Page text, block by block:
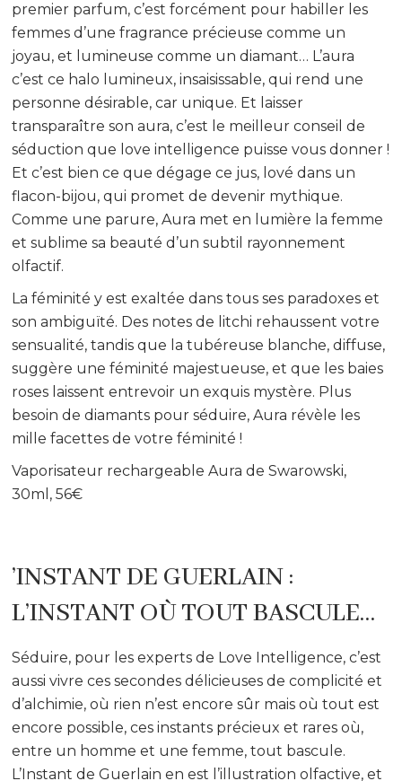
premier parfum, c’est forcément pour habiller les
femmes d’une fragrance précieuse comme un
joyau, et lumineuse comme un diamant… L’aura
c’est ce halo lumineux, insaisissable, qui rend une
personne désirable, car unique. Et laisser
transparaître son aura, c’est le meilleur conseil de
séduction que love intelligence puisse vous donner !
Et c’est bien ce que dégage ce jus, lové dans un
flacon-bijou, qui promet de devenir mythique.
Comme une parure, Aura met en lumière la femme
et sublime sa beauté d’un subtil rayonnement
olfactif.
La féminité y est exaltée dans tous ses paradoxes et
son ambiguïté. Des notes de litchi rehaussent votre
sensualité, tandis que la tubéreuse blanche, diffuse,
suggère une féminité majestueuse, et que les baies
roses laissent entrevoir un exquis mystère. Plus
besoin de diamants pour séduire, Aura révèle les
mille facettes de votre féminité !
Vaporisateur rechargeable Aura de Swarowski,
30ml, 56€
’INSTANT DE GUERLAIN :
L’INSTANT OÙ TOUT BASCULE…
Séduire, pour les experts de Love Intelligence, c’est
aussi vivre ces secondes délicieuses de complicité et
d’alchimie, où rien n’est encore sûr mais où tout est
encore possible, ces instants précieux et rares où,
entre un homme et une femme, tout bascule.
L’Instant de Guerlain en est l’illustration olfactive, et